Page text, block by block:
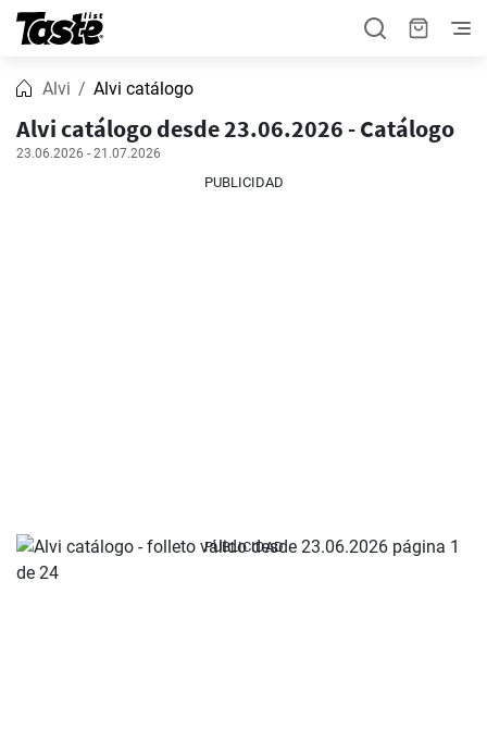
Alvi Alvi catálogo
Alvi catálogo desde 23.06.2026 - Catálogo
23.06.2026 - 21.07.2026
PUBLICIDAD
PUBLICIDAD